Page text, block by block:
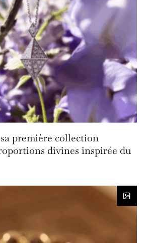
première collection
divines inspirée du